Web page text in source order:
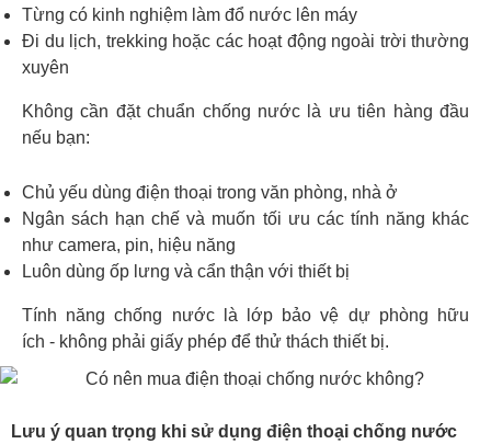
Từng có kinh nghiệm làm đổ nước lên máy
Đi du lịch, trekking hoặc các hoạt động ngoài trời thường
xuyên
Không cần đặt chuẩn chống nước là ưu tiên hàng đầu
nếu bạn:
Chủ yếu dùng điện thoại trong văn phòng, nhà ở
Ngân sách hạn chế và muốn tối ưu các tính năng khác
như camera, pin, hiệu năng
Luôn dùng ốp lưng và cẩn thận với thiết bị
Tính năng chống nước là lớp bảo vệ dự phòng hữu
ích - không phải giấy phép để thử thách thiết bị.
Lưu ý quan trọng khi sử dụng điện thoại chống nước